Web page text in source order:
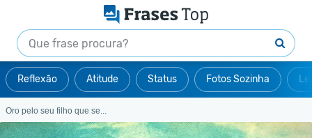
Reflexão Atitude Status Fotos Sozinha
Oro pelo seu filho que se...